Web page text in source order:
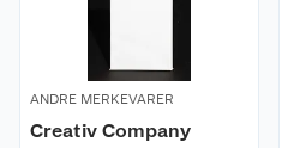
ANDRE MERKEVARER
Creativ Company
Våre merkevarer
Coop kjeder
Ofte stilte spørsmål
Betalingsalternativer